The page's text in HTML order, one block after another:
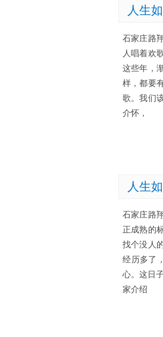
人生
石家庄路
人唱着欢
这些年，
样，都要
歌。我们
介怀，
人生
石家庄路
正成熟的
找个没人
经历多了
心。这日
家介绍